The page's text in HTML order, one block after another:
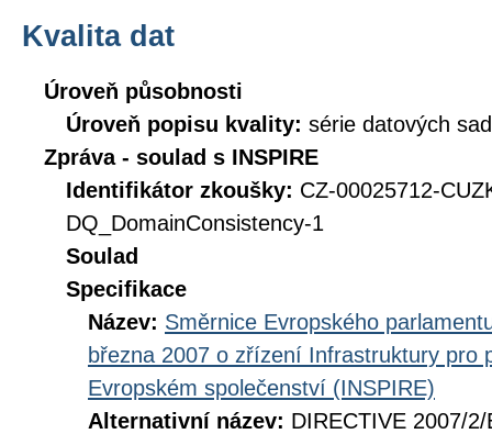
Kvalita dat
Úroveň působnosti
Úroveň popisu kvality: série datových sad
Zpráva - soulad s INSPIRE
Identifikátor zkoušky: CZ-00025712-
DQ_DomainConsistency-1
Soulad
Specifikace
Název: Směrnice Evropského
března 2007 o zřízení Infrastruktury pro
Evropském společenství (INSPIRE)
Alternativní název: DIRECTIVE 2007/